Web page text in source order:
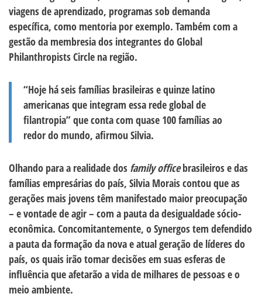
viagens de aprendizado, programas sob demanda
específica, como mentoria por exemplo. Também com a
gestão da membresia dos integrantes do Global
Philanthropists Circle na região.
“Hoje há seis famílias brasileiras e quinze latino
americanas que integram essa rede global de
filantropia” que conta com quase 100 famílias ao
redor do mundo, afirmou Silvia.
Olhando para a realidade dos family officebrasileiros e das
famílias empresárias do país, Silvia Morais contou que as
gerações mais jovens têm manifestado maior preocupação
– e vontade de agir – com a pauta da desigualdade sócio-
econômica. Concomitantemente, o Synergos tem defendido
a pauta da formação da nova e atual geração de líderes do
país, os quais irão tomar decisões em suas esferas de
influência que afetarão a vida de milhares de pessoas e o
meio ambiente.